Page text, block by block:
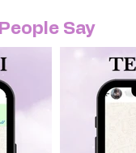
Say